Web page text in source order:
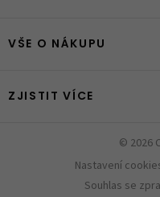
VŠE O NÁKUPU
ZJISTIT VÍCE
© 2026
Nastavení
Souhlas se